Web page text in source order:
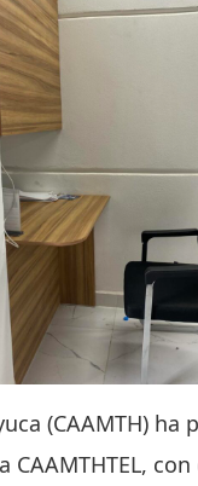
(CAAMTH) ha
con